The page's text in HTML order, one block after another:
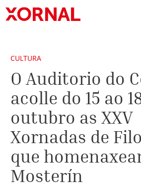
CULTURA
O Auditorio do
acolle do 15 ao
outubro as XXV
Xornadas de
que
Mosterín